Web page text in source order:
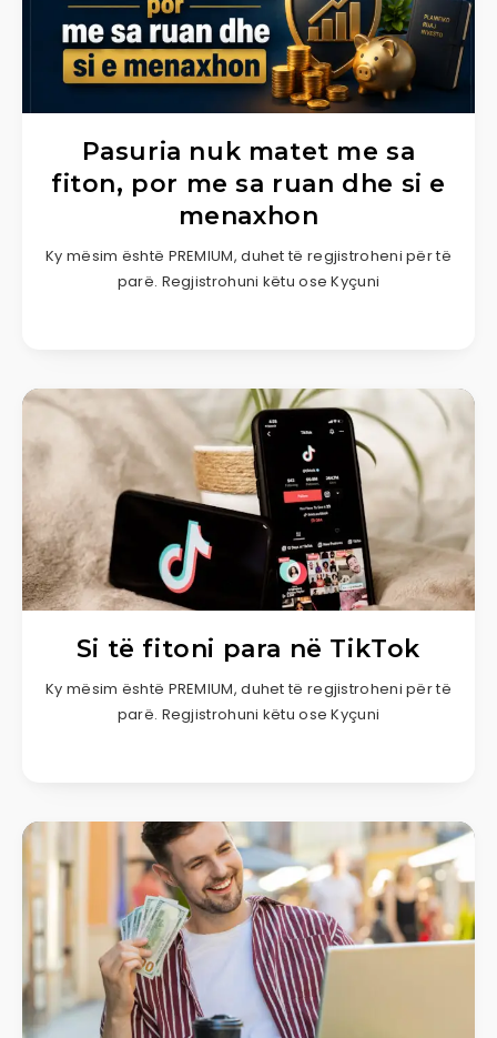
Pasuria nuk matet me sa
fiton, por me sa ruan dhe si e
menaxhon
Ky mësim është PREMIUM, duhet të regjistroheni për të
parë. Regjistrohuni këtu ose Kyçuni
Si të fitoni para në TikTok
Ky mësim është PREMIUM, duhet të regjistroheni për të
parë. Regjistrohuni këtu ose Kyçuni